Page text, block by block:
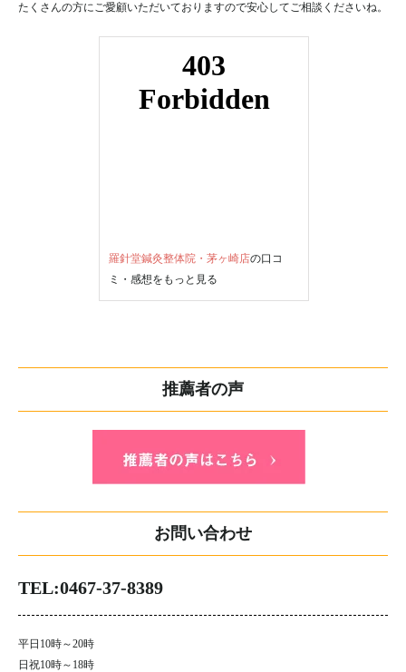
たくさんの方にご愛顧いただいておりますので安心してご相談くださいね。
羅針堂鍼灸整体院・茅ヶ崎店の口コ
ミ・感想をもっと見る
推薦者の声
お問い合わせ
TEL:0467-37-8389
平日10時～20時
日祝10時～18時